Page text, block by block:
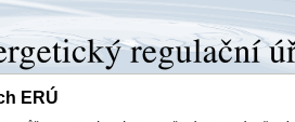
ERÚ